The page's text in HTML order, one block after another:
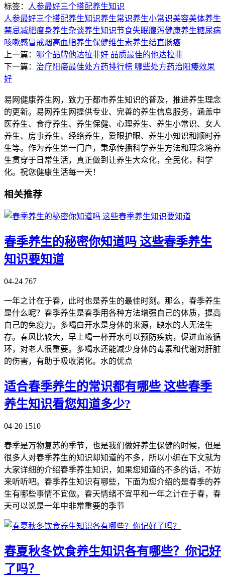
标签： 人参最好三个搭配养生知识
人参最好三个搭配养生知识养生常识养生小常识美容美体养生
禁忌减肥瘦身养生杂谈养生知识节食失眠腹泻健康养生糖尿病
咳嗽感冒戒烟高血脂养生保健维生素养生结直肠癌
上一篇： 哪个品牌他达拉非好 品质最佳的他达拉非
下一篇： 治疗阳瘘最佳处方药排行榜 哪些处方药治阳痿效果
好
易网健康养生网，致力于都市养生知识的普及，推进养生理念
的更新。易网养生网提供专业、完善的养生信息服务，涵盖中
医养生、食疗养生、养生保健、心理养生、养生小常识、女人
养生、房事养生、经络养生，爱眼护眼、养生小知识和顺时养
生等。作为养生第一门户，秉承传播科学养生方法和理念将养
生贯穿于日常生活，真正做到让养生大众化，全民化，科学
化。祝您健康生活每一天！
相关推荐
春季养生的秘密你知道吗 这些春季养生
知识要知道
04-24 767
一年之计在于春，此时也是养生的最佳时刻。那么，春季养生
是什么呢？春季养生是春季用各种方法增强自己的体质，提高
自己的免疫力。多喝白开水是身体的来源，缺水的人无法生
存。春风比较大，早上喝一杯开水可以预防疾病，促进血液循
环，对老人很重要。多喝水还能减少身体的毒素和代谢对肝脏
的伤害，有助于吸收消化。水的优点
适合春季养生的常识都有哪些 这些春季
养生知识看您知道多少?
04-20 1510
春季是万物复苏的季节，也是我们做好养生保健的时候，但是
很多人对春季养生的知识却知道的不多，所以小编在下文就为
大家详细的介绍春季养生知识，如果您知道的不多的话，不妨
来听听吧。春季养生知识有哪些，下面为您介绍的是春季的养
生有哪些事情不宜做。春天情绪不宜平和一年之计在于春，春
天可以说是一年中非常重要的季节
春夏秋冬饮食养生知识各有哪些？你记好
了吗？